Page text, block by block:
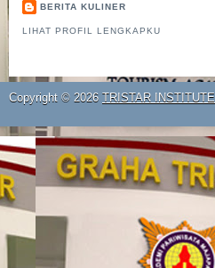
BERITA KULINER
LIHAT PROFIL LENGKAPKU
Copyright © 2026 TRISTAR INSTITUTE